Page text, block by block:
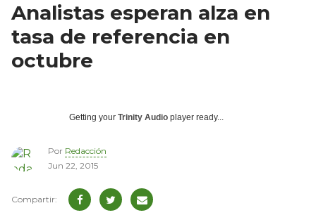
Analistas esperan alza en
tasa de referencia en
octubre
Getting your Trinity Audio player ready...
Por Redacción
Jun 22, 2015